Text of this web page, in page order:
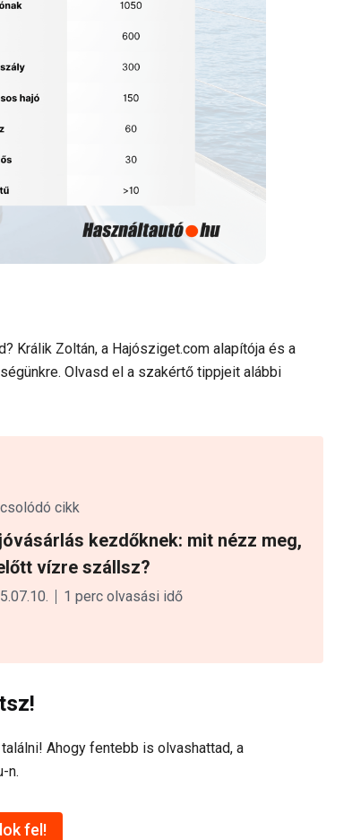
Králik Zoltán, a Hajósziget.com alapítója és a
Olvasd el a szakértő tippjeit alábbi
cikk
kezdőknek: mit nézz meg,
vízre szállsz?
1 perc olvasási idő
Ahogy fentebb is olvashattad, a
n.
fel!